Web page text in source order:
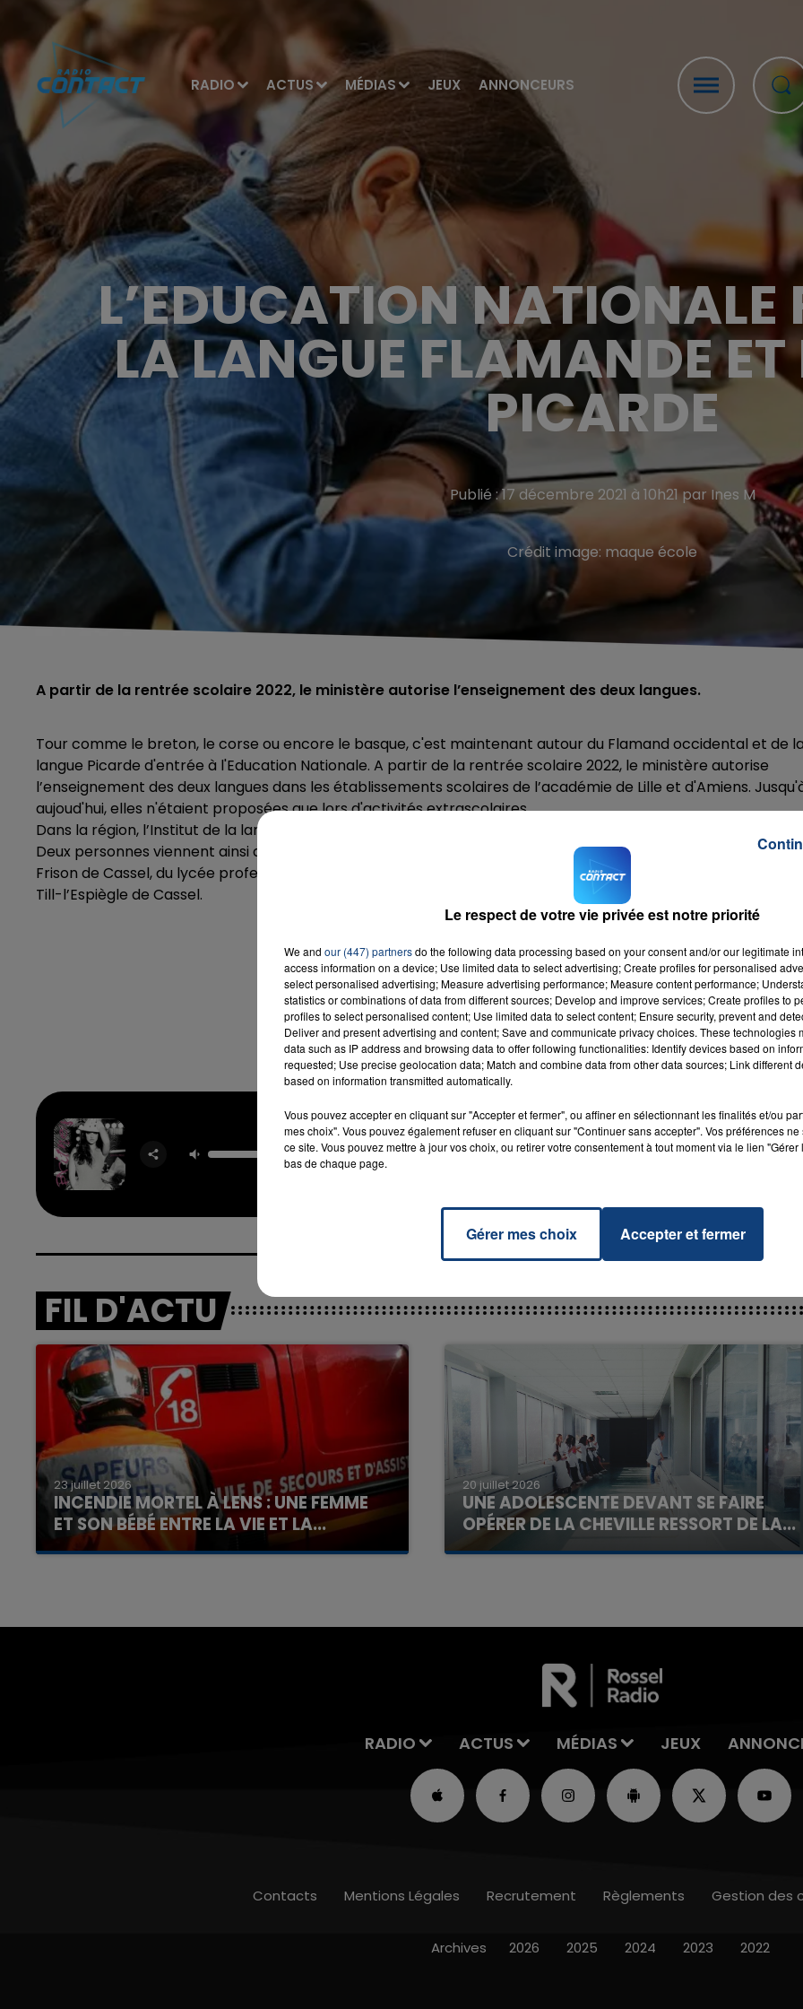
RADIO ACTUS MÉDIAS JEUX ANNONCEURS
L’EDUCATION
LA LANGUE FLAMANDE
PICARDE
Publié : 17 décembre 2021 à 10h21 par Ines M
Crédit image: maque école
A partir de la rentrée scolaire 2022, le ministère autorise l’enseignement des deux langues.
Tour comme le breton, le corse ou encore le basque, c'est maintenant autour du Flamand occidental et de la
langue Picarde d'entrée à l'Education Nationale. A partir de la rentrée scolaire 2022, le ministère autorise
l’enseignement des deux langues dans les établissements scolaires de l’académie de Lille et d'Amiens.
aujoud'hui, elles n'étaient proposées que lors d'activités extrascolaires.
Dans la région, l’Institut de la langue régionale flamande se bat depuis près de 20 ans pour obtenir ce statut
Deux personnes viennent ainsi d’être recrutées et plusieurs établissements. C’est le cas du collège Robert-
Frison de Cassel, du lycée professionnel des Flandres à Hazebrouck, d’une école de Wormhout et de l’école
Till-l’Espiègle de Cassel.
Gimme More
BRITNEY
SPEARS
RADIO CONTACT
FIL D'ACTU
23 juillet 2026
INCENDIE MORTEL À LENS : UNE FEMME
ET SON BÉBÉ ENTRE LA VIE ET LA...
Un homme s'est immolé par le feu après avoir
20 juillet 2026
UNE ADOLESCENTE DEVANT SE FAIRE
OPÉRER DE LA CHEVILLE RESSORT DE LA...
La famille a porté plainte contre la clinique qui a
7h00 - 11h00
La Team de l'été
RADIO ACTUS MÉDIAS JEUX
Contacts Mentions Légales Recrutement Règlements Gestion des
Archives 2026 2025 2024 2023 2022
Le respect de votre vie privée est notre priorité
We and our (447) partnersdo the following data processing based on your consent and/or our legitimate
access information on a device; Use limited data to select advertising; Create profiles for personalised
select personalised advertising; Measure advertising performance; Measure content performance;
statistics or combinations of data from different sources; Develop and improve services; Create profiles to
profiles to select personalised content; Use limited data to select content; Ensure security, prevent and
Deliver and present advertising and content; Save and communicate privacy choices. These technologies
data such as IP address and browsing data to offer following functionalities: Identify devices based on
requested; Use precise geolocation data; Match and combine data from other data sources; Link different
based on information transmitted automatically.
Vous pouvez accepter en cliquant sur "Accepter et fermer", ou affiner en sélectionnant les finalités et/ou
mes choix". Vous pouvez également refuser en cliquant sur "Continuer sans accepter". Vos préférences
ce site. Vous pouvez mettre à jour vos choix, ou retirer votre consentement à tout moment via le lien
bas de chaque page.
Gérer mes choix Accepter et fermer